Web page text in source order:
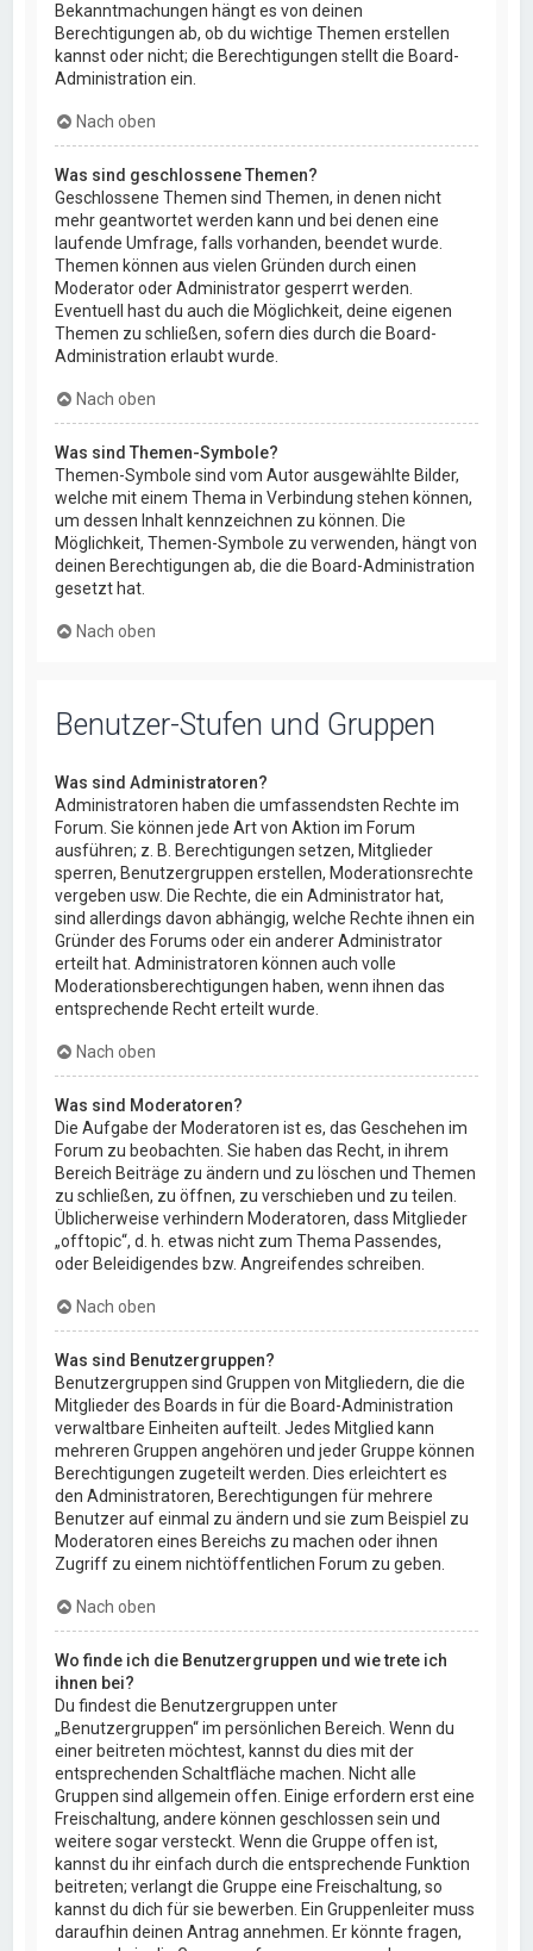
Bekanntmachungen hängt es von deinen
Berechtigungen ab, ob du wichtige Themen erstellen
kannst oder nicht; die Berechtigungen stellt die Board-
Administration ein.
Nach oben
Was sind geschlossene Themen?
Geschlossene Themen sind Themen, in denen nicht
mehr geantwortet werden kann und bei denen eine
laufende Umfrage, falls vorhanden, beendet wurde.
Themen können aus vielen Gründen durch einen
Moderator oder Administrator gesperrt werden.
Eventuell hast du auch die Möglichkeit, deine eigenen
Themen zu schließen, sofern dies durch die Board-
Administration erlaubt wurde.
Nach oben
Was sind Themen-Symbole?
Themen-Symbole sind vom Autor ausgewählte Bilder,
welche mit einem Thema in Verbindung stehen können,
um dessen Inhalt kennzeichnen zu können. Die
Möglichkeit, Themen-Symbole zu verwenden, hängt von
deinen Berechtigungen ab, die die Board-Administration
gesetzt hat.
Nach oben
Benutzer-Stufen und Gruppen
Was sind Administratoren?
Administratoren haben die umfassendsten Rechte im
Forum. Sie können jede Art von Aktion im Forum
ausführen; z. B. Berechtigungen setzen, Mitglieder
sperren, Benutzergruppen erstellen, Moderationsrechte
vergeben usw. Die Rechte, die ein Administrator hat,
sind allerdings davon abhängig, welche Rechte ihnen ein
Gründer des Forums oder ein anderer Administrator
erteilt hat. Administratoren können auch volle
Moderationsberechtigungen haben, wenn ihnen das
entsprechende Recht erteilt wurde.
Nach oben
Was sind Moderatoren?
Die Aufgabe der Moderatoren ist es, das Geschehen im
Forum zu beobachten. Sie haben das Recht, in ihrem
Bereich Beiträge zu ändern und zu löschen und Themen
zu schließen, zu öffnen, zu verschieben und zu teilen.
Üblicherweise verhindern Moderatoren, dass Mitglieder
„offtopic“, d. h. etwas nicht zum Thema Passendes,
oder Beleidigendes bzw. Angreifendes schreiben.
Nach oben
Was sind Benutzergruppen?
Benutzergruppen sind Gruppen von Mitgliedern, die die
Mitglieder des Boards in für die Board-Administration
verwaltbare Einheiten aufteilt. Jedes Mitglied kann
mehreren Gruppen angehören und jeder Gruppe können
Berechtigungen zugeteilt werden. Dies erleichtert es
den Administratoren, Berechtigungen für mehrere
Benutzer auf einmal zu ändern und sie zum Beispiel zu
Moderatoren eines Bereichs zu machen oder ihnen
Zugriff zu einem nichtöffentlichen Forum zu geben.
Nach oben
Wo finde ich die Benutzergruppen und wie trete ich
ihnen bei?
Du findest die Benutzergruppen unter
„Benutzergruppen“ im persönlichen Bereich. Wenn du
einer beitreten möchtest, kannst du dies mit der
entsprechenden Schaltfläche machen. Nicht alle
Gruppen sind allgemein offen. Einige erfordern erst eine
Freischaltung, andere können geschlossen sein und
weitere sogar versteckt. Wenn die Gruppe offen ist,
kannst du ihr einfach durch die entsprechende Funktion
beitreten; verlangt die Gruppe eine Freischaltung, so
kannst du dich für sie bewerben. Ein Gruppenleiter muss
daraufhin deinen Antrag annehmen. Er könnte fragen,